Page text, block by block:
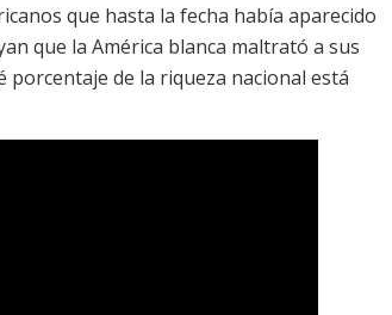
que hasta la fecha había aparecido
que la América blanca maltrató a sus
de la riqueza nacional está